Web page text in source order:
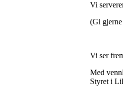
Vi
(Gi
Vi ser
Med
Styret i